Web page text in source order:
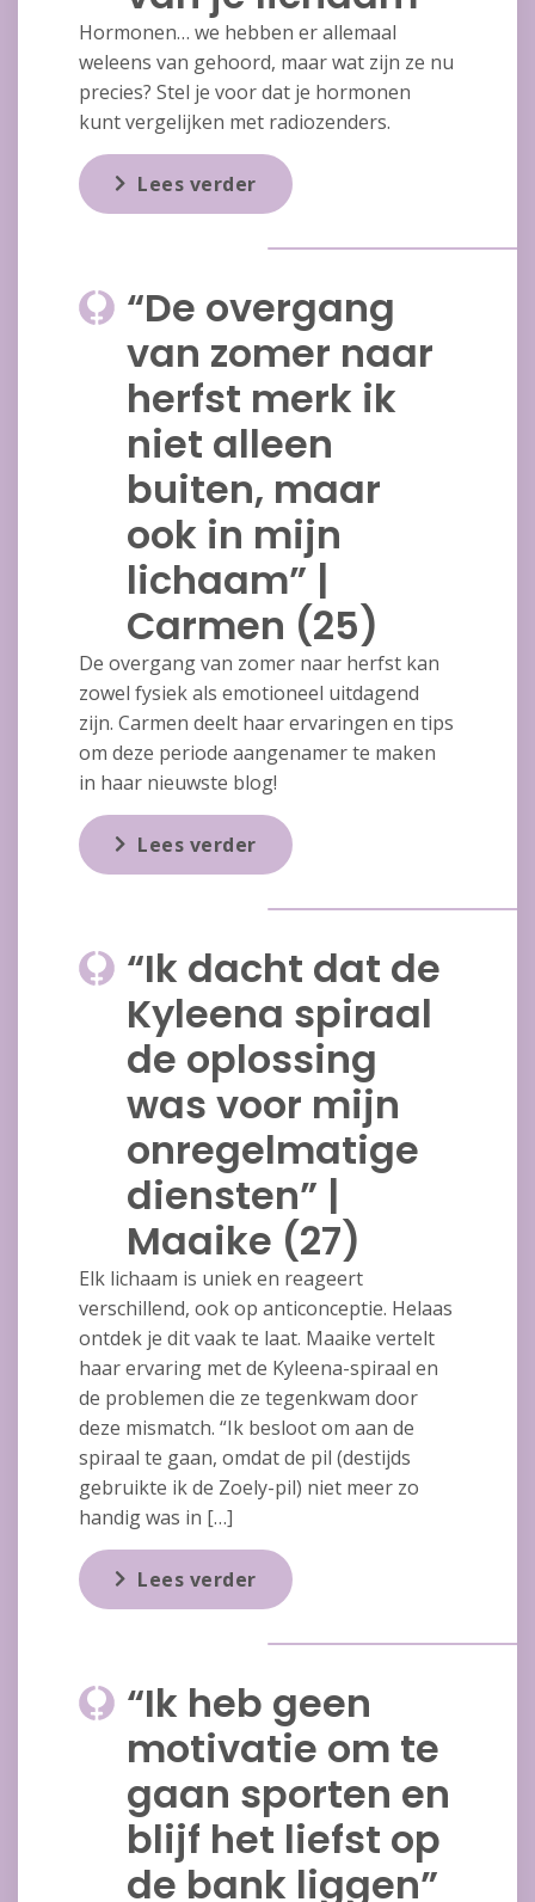
Hormonen… we hebben er allemaal
weleens van gehoord, maar wat zijn ze nu
precies? Stel je voor dat je hormonen
kunt vergelijken met radiozenders.
Lees verder
“De overgang
van zomer naar
herfst merk ik
niet alleen
buiten, maar
ook in mijn
lichaam” |
Carmen (25)
De overgang van zomer naar herfst kan
zowel fysiek als emotioneel uitdagend
zijn. Carmen deelt haar ervaringen en tips
om deze periode aangenamer te maken
in haar nieuwste blog!
Lees verder
“Ik dacht dat de
Kyleena spiraal
de oplossing
was voor mijn
onregelmatige
diensten” |
Maaike (27)
Elk lichaam is uniek en reageert
verschillend, ook op anticonceptie. Helaas
ontdek je dit vaak te laat. Maaike vertelt
haar ervaring met de Kyleena-spiraal en
de problemen die ze tegenkwam door
deze mismatch. “Ik besloot om aan de
spiraal te gaan, omdat de pil (destijds
gebruikte ik de Zoely-pil) niet meer zo
handig was in […]
Lees verder
“Ik heb geen
motivatie om te
gaan sporten en
blijf het liefst op
de bank liggen”